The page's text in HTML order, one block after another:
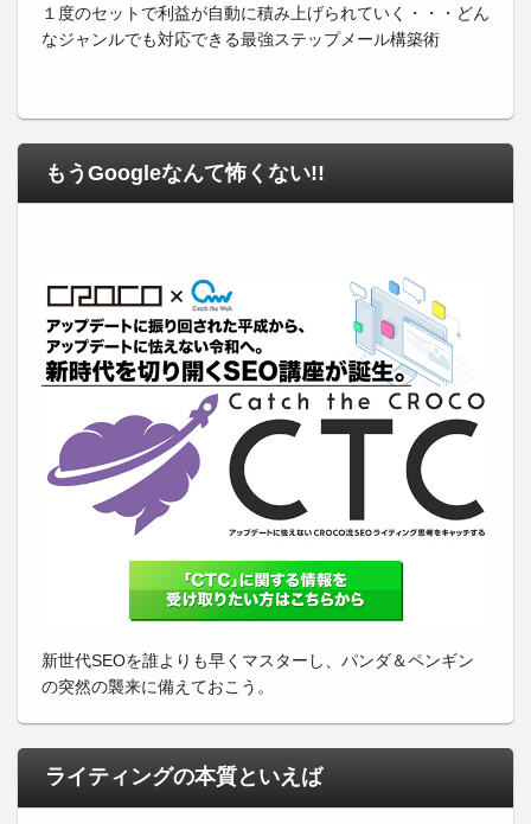
１度のセットで利益が自動に積み上げられていく・・・どん
なジャンルでも対応できる最強ステップメール構築術
もうGoogleなんて怖くない!!
新世代SEOを誰よりも早くマスターし、パンダ＆ペンギン
の突然の襲来に備えておこう。
ライティングの本質といえば